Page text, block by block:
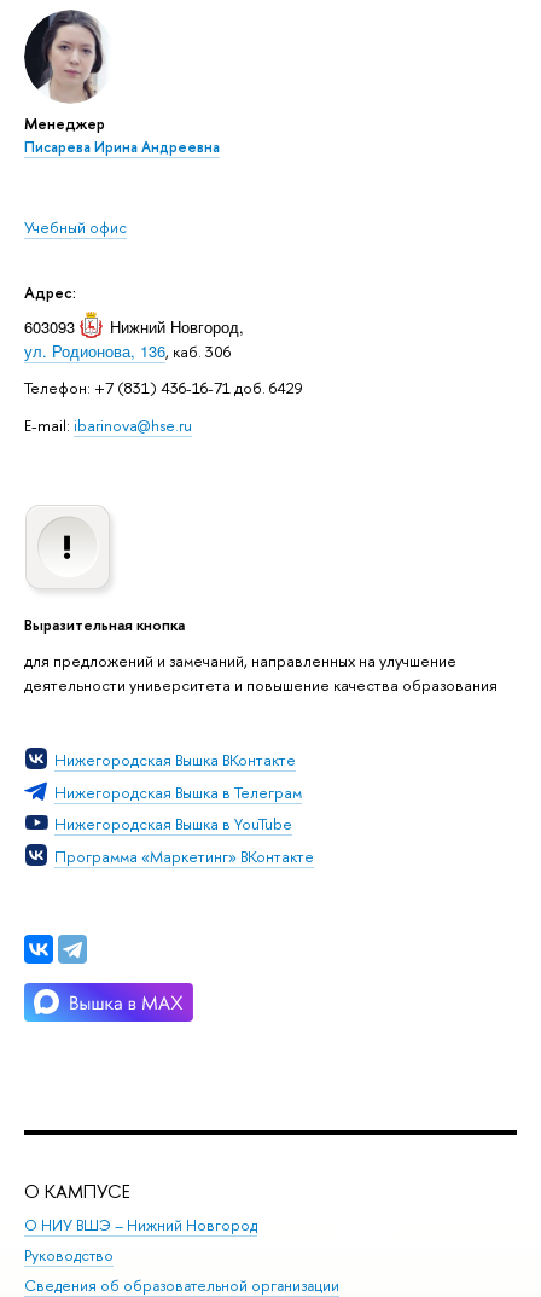
Менеджер
Писарева Ирина Андреевна
Учебный офис
Адрес:
603093 Нижний Новгород,
ул. Родионова, 136, каб. 306
Телефон: +7 (831) 436-16-71 доб. 6429
E-mail: ibarinova@hse.ru
Выразительная кнопка
для предложений и замечаний, направленных на улучшение
деятельности университета и повышение качества образования
Нижегородская Вышка ВКонтакте
Нижегородская Вышка в Телеграм
Нижегородская Вышка в YouTube
Программа «Маркетинг» ВКонтакте
О КАМПУСЕ
О НИУ ВШЭ – Нижний Новгород
Руководство
Сведения об образовательной организации